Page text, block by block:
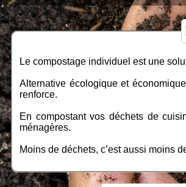
Le compostage individuel est une
Alternative écologique et
renforce.
En compostant vos déchets de
ménagères.
Moins de déchets, c’est aussi moins